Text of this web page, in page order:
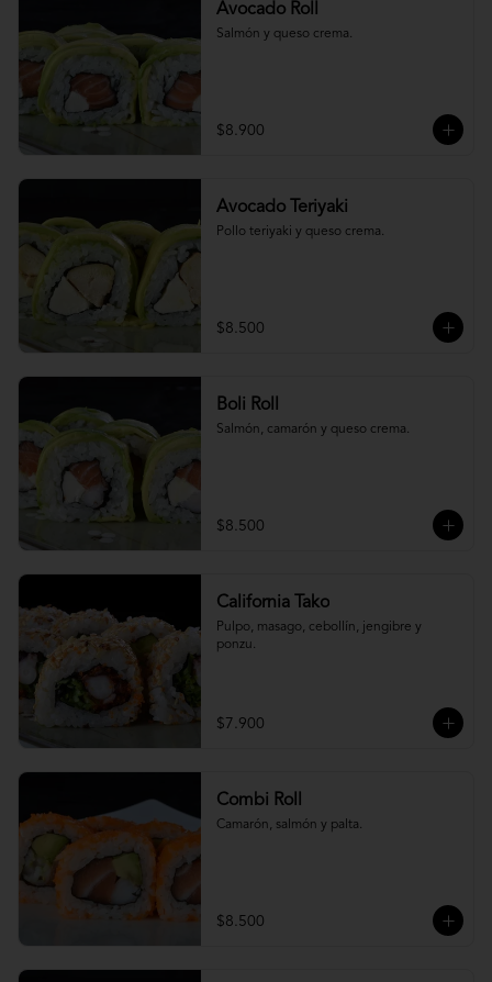
Avocado Roll
Salmón y queso crema.
$8.900
Avocado Teriyaki
Pollo teriyaki y queso crema.
$8.500
Boli Roll
Salmón, camarón y queso crema.
$8.500
California Tako
Pulpo, masago, cebollín, jengibre y
ponzu.
$7.900
Combi Roll
Camarón, salmón y palta.
$8.500